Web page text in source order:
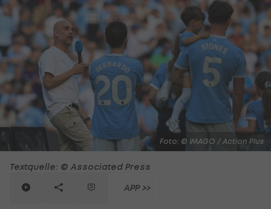
Foto: © IMAGO / Action Plus
Textquelle: © Associated Press
APP >>